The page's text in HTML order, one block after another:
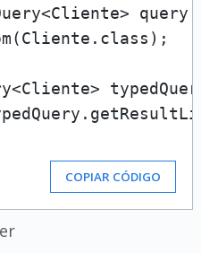
query
COPIAR CÓDIGO